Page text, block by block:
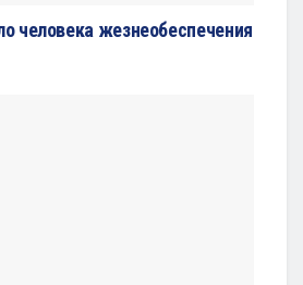
человека жезнеобеспечения